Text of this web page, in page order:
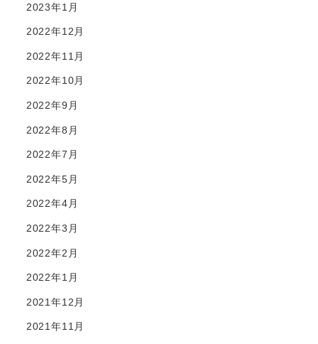
2023年1月
2022年12月
2022年11月
2022年10月
2022年9月
2022年8月
2022年7月
2022年5月
2022年4月
2022年3月
2022年2月
2022年1月
2021年12月
2021年11月